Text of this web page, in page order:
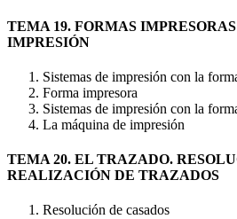
TEMA 19. FORMAS
IMPRESIÓN
Sistemas de impresión con la
Forma impresora
Sistemas de impresión con la
La máquina de impresión
TEMA 20. EL TRAZADO.
REALIZACIÓN DE TRAZADOS
Resolución de casados